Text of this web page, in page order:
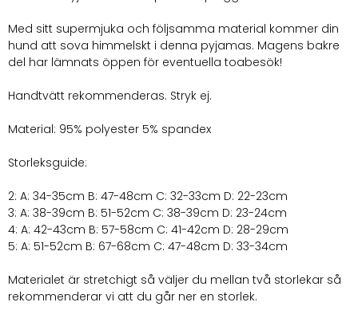
Med sitt supermjuka och följsamma material kommer din
hund att sova himmelskt i denna pyjamas. Magens bakre
del har lämnats öppen för eventuella toabesök!
Handtvätt rekommenderas. Stryk ej.
Material: 95% polyester 5% spandex
Storleksguide:
2: A: 34-35cm B: 47-48cm C: 32-33cm D: 22-23cm
3: A: 38-39cm B: 51-52cm C: 38-39cm D: 23-24cm
4: A: 42-43cm B: 57-58cm C: 41-42cm D: 28-29cm
5: A: 51-52cm B: 67-68cm C: 47-48cm D: 33-34cm
Materialet är stretchigt så väljer du mellan två storlekar så
rekommenderar vi att du går ner en storlek.